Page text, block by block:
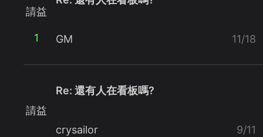
請益
1 GM 11/18
請益
Re: 還有人在看板嗎?
crysailor 9/11